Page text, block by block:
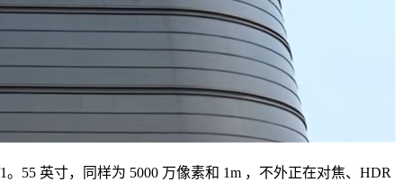
英寸，同样为 5000 万像素和 1m ，不外正在对焦、HDR